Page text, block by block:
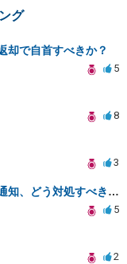
グ
却で自首すべきか？
5
8
3
口座売却後に法律事務所からの返済通知、どう対処すべきか？
5
2